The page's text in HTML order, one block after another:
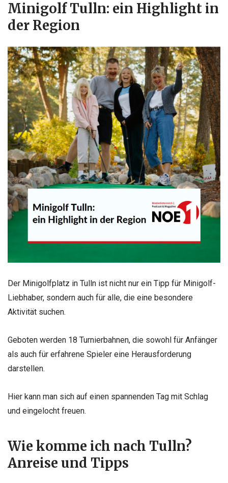
Minigolf Tulln: ein Highlight in
der Region
Der Minigolfplatz in Tulln ist nicht nur ein Tipp für Minigolf-
Liebhaber, sondern auch für alle, die eine besondere
Aktivität suchen.
Geboten werden 18 Turnierbahnen, die sowohl für Anfänger
als auch für erfahrene Spieler eine Herausforderung
darstellen.
Hier kann man sich auf einen spannenden Tag mit Schlag
und eingelocht freuen.
Wie komme ich nach Tulln?
Anreise und Tipps